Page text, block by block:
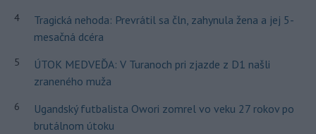
4
Tragická nehoda: Prevrátil sa čln, zahynula žena a jej 5-
mesačná dcéra
5
ÚTOK MEDVEĎA: V Turanoch pri zjazde z D1 našli
zraneného muža
6
Ugandský futbalista Owori zomrel vo veku 27 rokov po
brutálnom útoku